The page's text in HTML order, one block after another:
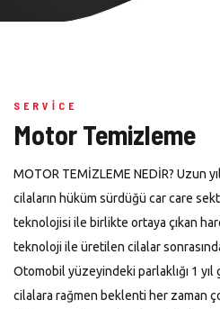
SERVICE
Motor Temizleme
MOTOR TEMİZLEME NEDİR? Uzun
cilaların hüküm sürdüğü car care
teknolojisi ile birlikte ortaya çıkan
teknoloji ile üretilen cilalar
Otomobil yüzeyindeki parlaklığı 1 yıl
cilalara rağmen beklenti her zaman